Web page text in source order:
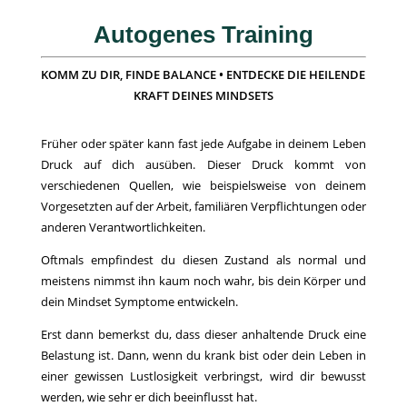
Autogenes Training
KOMM ZU DIR, FINDE BALANCE • ENTDECKE DIE HEILENDE
KRAFT DEINES MINDSETS
Früher oder später kann fast jede Aufgabe in deinem Leben
Druck auf dich ausüben. Dieser Druck kommt von
verschiedenen Quellen, wie beispielsweise von deinem
Vorgesetzten auf der Arbeit, familiären Verpflichtungen oder
anderen Verantwortlichkeiten.
Oftmals empfindest du diesen Zustand als normal und
meistens nimmst ihn kaum noch wahr, bis dein Körper und
dein Mindset Symptome entwickeln.
Erst dann bemerkst du, dass dieser anhaltende Druck eine
Belastung ist. Dann, wenn du krank bist oder dein Leben in
einer gewissen Lustlosigkeit verbringst, wird dir bewusst
werden, wie sehr er dich beeinflusst hat.